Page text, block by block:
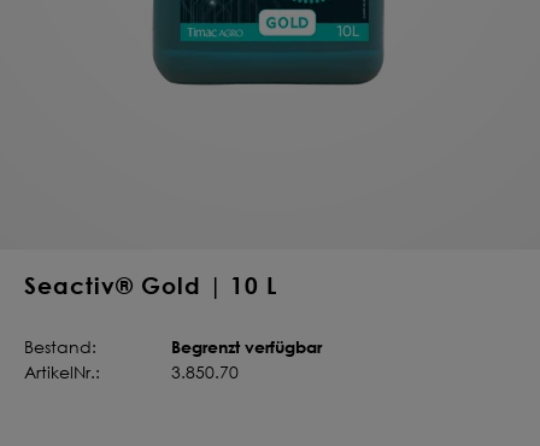
Seactiv® Gold | 10 L
Bestand: Begrenzt verfügbar
ArtikelNr.: 3.850.70
Deine Saat-
Mischung